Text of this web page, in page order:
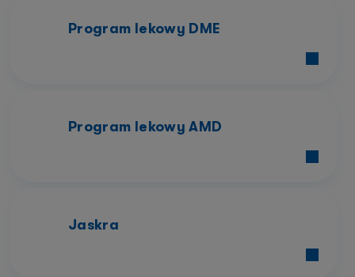
Program lekowy DME
Program lekowy AMD
Jaskra